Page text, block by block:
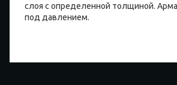
слоя с определенной толщиной.
под давлением.